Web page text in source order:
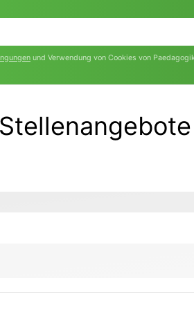
und Verwendung von Cookies von
Stellenangebote